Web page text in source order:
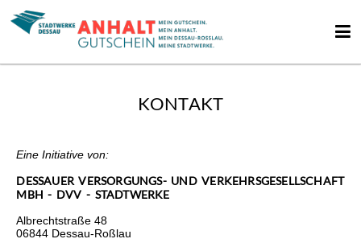
KONTAKT
Eine Initiative von:
DESSAUER VERSORGUNGS- UND VERKEHRSGESELLSCHAFT
MBH - DVV - STADTWERKE
Albrechtstraße 48
06844 Dessau-Roßlau